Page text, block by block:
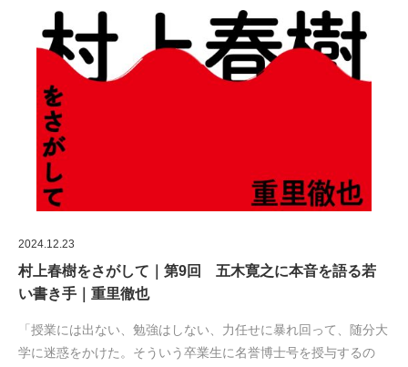
2024.12.23
村上春樹をさがして｜第9回 五木寛之に本音を語る若
い書き手｜重里徹也
「授業には出ない、勉強はしない、力任せに暴れ回って、随分大
学に迷惑をかけた。そういう卒業生に名誉博士号を授与するの